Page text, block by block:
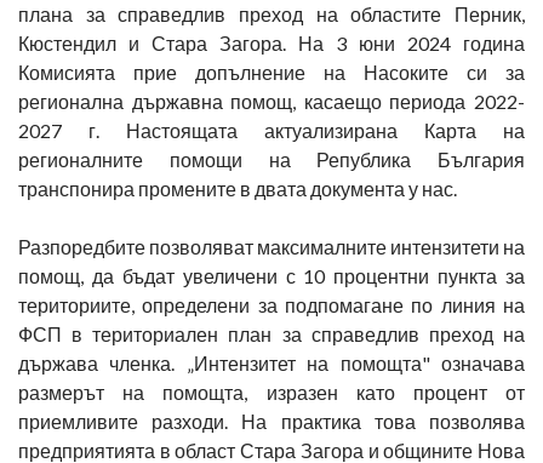
плана за справедлив преход на областите Перник,
Кюстендил и Стара Загора. На 3 юни 2024 година
Комисията прие допълнение на Насоките си за
регионална държавна помощ, касаещо периода 2022-
2027 г. Настоящата актуализирана Карта на
регионалните помощи на Република България
транспонира промените в двата документа у нас.
Разпоредбите позволяват максималните интензитети на
помощ, да бъдат увеличени с 10 процентни пункта за
териториите, определени за подпомагане по линия на
ФСП в териториален план за справедлив преход на
държава членка. „Интензитет на помощта" означава
размерът на помощта, изразен като процент от
приемливите разходи. На практика това позволява
предприятията в област Стара Загора и общините Нова